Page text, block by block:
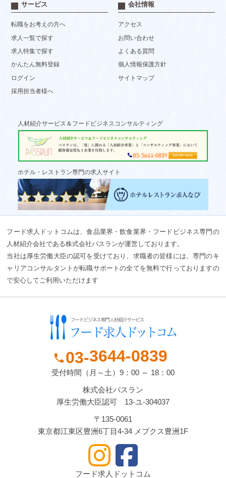
サービス
転職をお考えの方へ
求人一覧で探す
求人特集で探す
かんたん無料登録
ログイン
採用担当者様へ
会社情報
アクセス
お問い合わせ
よくある質問
個人情報保護方針
サイトマップ
人材紹介サービス＆フードビジネスコンサルティング
ホテル・レストラン専門の求人サイト
フード求人ドットコムは、食品業界・飲食業界・フードビジネス専門の
人材紹介会社である株式会社パスランが運営しております。
当社は厚生労働大臣の認可を受けており、求職者の皆様には、専門のキ
ャリアコンサルタントが転職サポートの全てを無料で行っておりますの
で安心してご利用いただけます
phone 03-3644-0839
受付時間（月～土）9：00 ～ 18：00
株式会社パスラン
厚生労働大臣認可 13-ユ-304037
〒135-0061
東京都江東区豊洲6丁目4-34 メブクス豊洲1F
フード求人ドットコム